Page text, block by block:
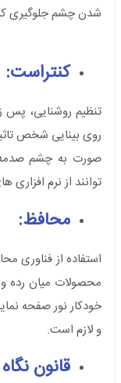
شدن چشم جلوگیری
کنتراست:
تنظیم روشنایی، پس
روی بینایی شخص
صورت به چشم صدمه
توانند از نرم
محافظ:
استفاده از فناوری
محصولات میان رده
خودکار نور صفحه
و لازم است.
قانون